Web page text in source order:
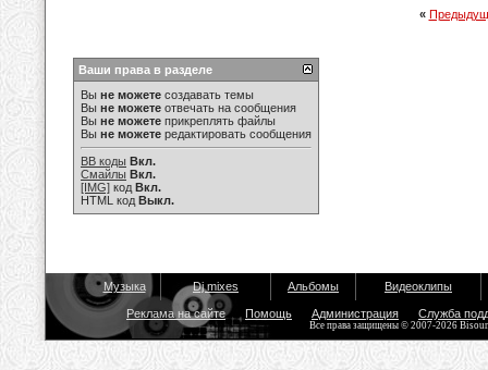
«
Ваши права в разделе
Вы не можете создавать темы
Вы не можете отвечать на сообщения
Вы не можете прикреплять файлы
Вы не можете редактировать сообщения
BB коды Вкл.
Смайлы Вкл.
[IMG] код Вкл.
HTML код Выкл.
Музыка Dj mixes Альбомы Видеоклипы
Реклама на сайте Помощь Администрация Служба
Все права защищены © 2007-2026